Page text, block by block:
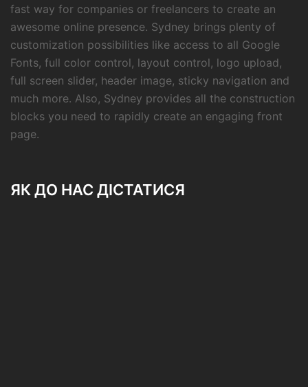
fast way for companies or freelancers to create an
awesome online presence. Sydney brings plenty of
customization possibilities like access to all Google
Fonts, full color control, layout control, logo upload,
full screen slider, header image, sticky navigation and
much more. Also, Sydney provides all the construction
blocks you need to rapidly create an engaging front
page.
ЯК ДО НАС ДІСТАТИСЯ